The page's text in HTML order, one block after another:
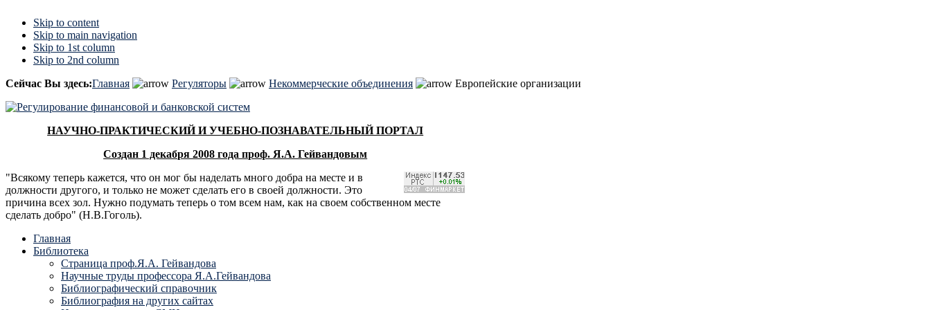
Skip to content
Skip to main navigation
Skip to 1st column
Skip to 2nd column
Сейчас Вы здесь:Главная Регуляторы Некоммерческие объединения Европейские организации
НАУЧНО-ПРАКТИЧЕСКИЙ И УЧЕБНО-ПОЗНАВАТЕЛЬНЫЙ ПОРТАЛ
Создан 1 декабря 2008 года проф. Я.А. Гейвандовым
"Всякому теперь кажется, что он мог бы наделать много добра на месте и в
должности другого, и только не может сделать его в своей должности. Это
причина всех зол. Нужно подумать теперь о том всем нам, как на своем собственном месте
сделать добро" (Н.В.Гоголь).
Главная
Библиотека
Страница проф.Я.А. Гейвандова
Научные труды профессора Я.А.Гейвандова
Библиографический справочник
Библиография на других сайтах